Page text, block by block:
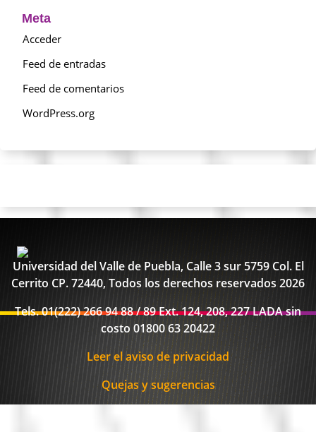
Meta
Acceder
Feed de entradas
Feed de comentarios
WordPress.org
Universidad del Valle de Puebla, Calle 3 sur 5759 Col. El
Cerrito CP. 72440, Todos los derechos reservados 2026
Tels. 01(222) 266 94 88 / 89 Ext. 124, 208, 227 LADA sin
costo 01800 63 20422
Leer el aviso de privacidad
Quejas y sugerencias